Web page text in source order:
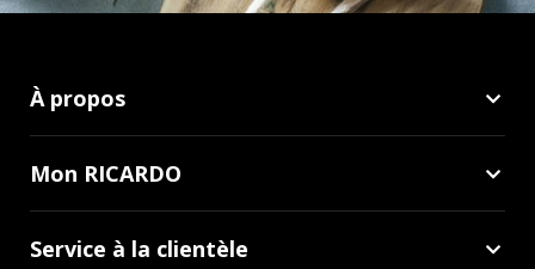
À propos
Mon RICARDO
Service à la clientèle